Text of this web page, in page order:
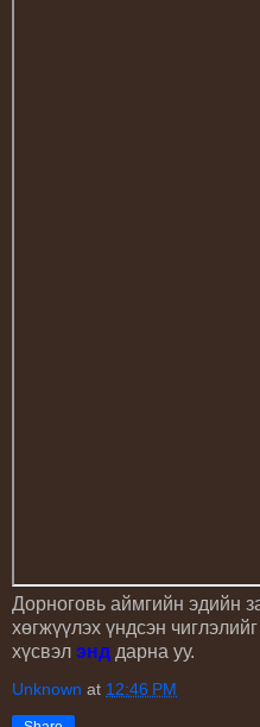
Дорноговь аймгийн эдийн
хөгжүүлэх үндсэн
хүсвэл энд дарна уу.
Unknown at 12:46 PM